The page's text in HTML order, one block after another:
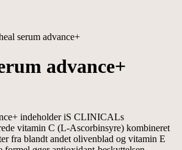
serum advance+
advance+
indeholder iS CLINICALs
vitamin C (L-Ascorbinsyre) kombineret
fra blandt andet olivenblad og vitamin E